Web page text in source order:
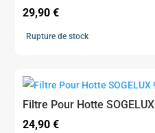
29,90€
Rupture de stock
Filtre Pour Hotte
24,90€